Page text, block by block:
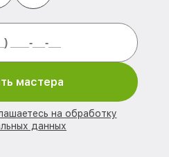
мастера
на обработку
данных